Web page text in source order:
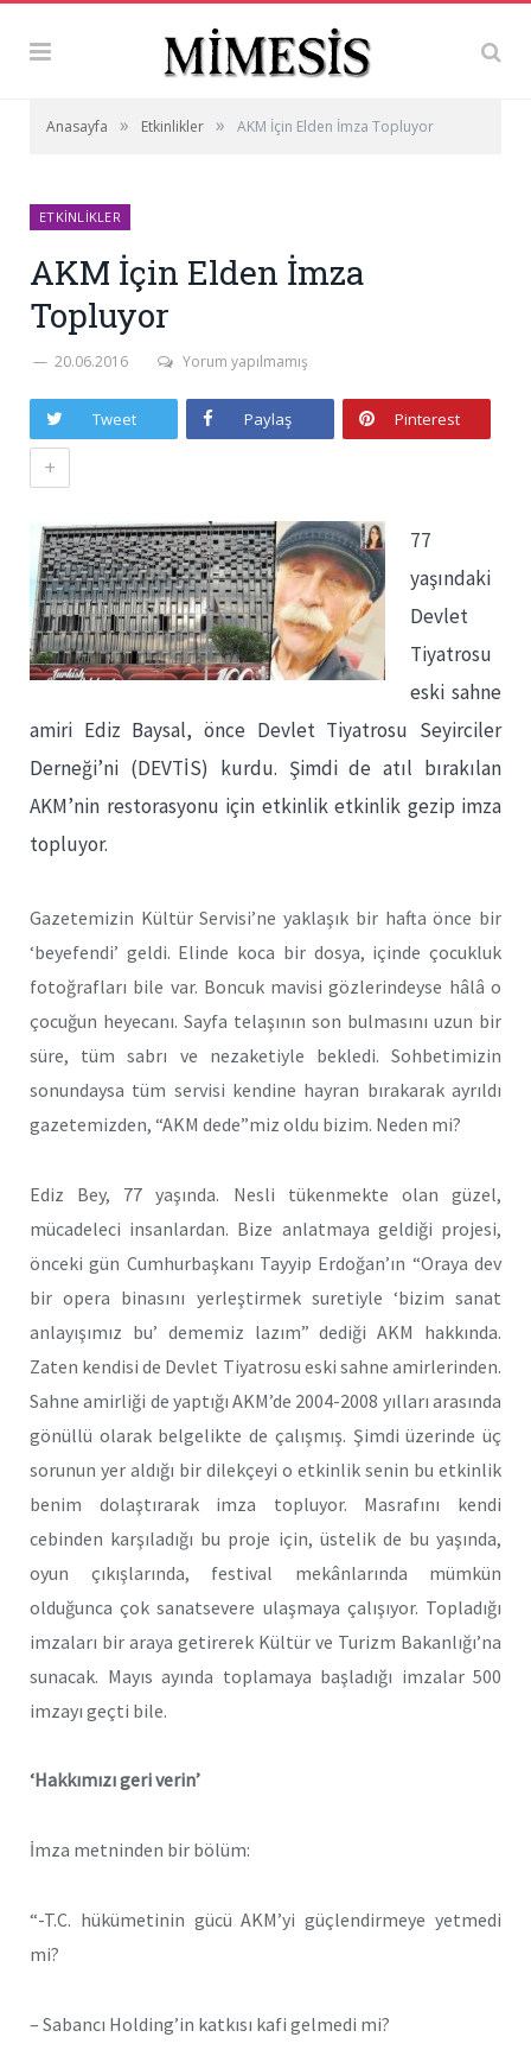
Anasayfa » Etkinlikler » AKM İçin Elden İmza Topluyor
ETKINLIKLER
AKM İçin Elden İmza
Topluyor
20.06.2016 Yorum yapılmamış
Tweet Paylaş Pinterest
+
77
yaşındaki
Devlet
Tiyatrosu
eski sahne
amiri Ediz Baysal, önce Devlet Tiyatrosu Seyirciler
Derneği’ni (DEVTİS) kurdu. Şimdi de atıl bırakılan
AKM’nin restorasyonu için etkinlik etkinlik gezip imza
topluyor.
Gazetemizin Kültür Servisi’ne yaklaşık bir hafta önce bir
‘beyefendi’ geldi. Elinde koca bir dosya, içinde çocukluk
fotoğrafları bile var. Boncuk mavisi gözlerindeyse hâlâ o
çocuğun heyecanı. Sayfa telaşının son bulmasını uzun bir
süre, tüm sabrı ve nezaketiyle bekledi. Sohbetimizin
sonundaysa tüm servisi kendine hayran bırakarak ayrıldı
gazetemizden, “AKM dede”miz oldu bizim. Neden mi?
Ediz Bey, 77 yaşında. Nesli tükenmekte olan güzel,
mücadeleci insanlardan. Bize anlatmaya geldiği projesi,
önceki gün Cumhurbaşkanı Tayyip Erdoğan’ın “Oraya dev
bir opera binasını yerleştirmek suretiyle ‘bizim sanat
anlayışımız bu’ dememiz lazım” dediği AKM hakkında.
Zaten kendisi de Devlet Tiyatrosu eski sahne amirlerinden.
Sahne amirliği de yaptığı AKM’de 2004-2008 yılları arasında
gönüllü olarak belgelikte de çalışmış. Şimdi üzerinde üç
sorunun yer aldığı bir dilekçeyi o etkinlik senin bu etkinlik
benim dolaştırarak imza topluyor. Masrafını kendi
cebinden karşıladığı bu proje için, üstelik de bu yaşında,
oyun çıkışlarında, festival mekânlarında mümkün
olduğunca çok sanatsevere ulaşmaya çalışıyor. Topladığı
imzaları bir araya getirerek Kültür ve Turizm Bakanlığı’na
sunacak. Mayıs ayında toplamaya başladığı imzalar 500
imzayı geçti bile.
‘Hakkımızı geri verin’
İmza metninden bir bölüm:
“-T.C. hükümetinin gücü AKM’yi güçlendirmeye yetmedi
mi?
– Sabancı Holding’in katkısı kafi gelmedi mi?